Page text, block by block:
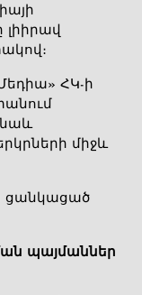
ՀԿ-ի
նաև
միջև
ցանկացած
պայմաններ